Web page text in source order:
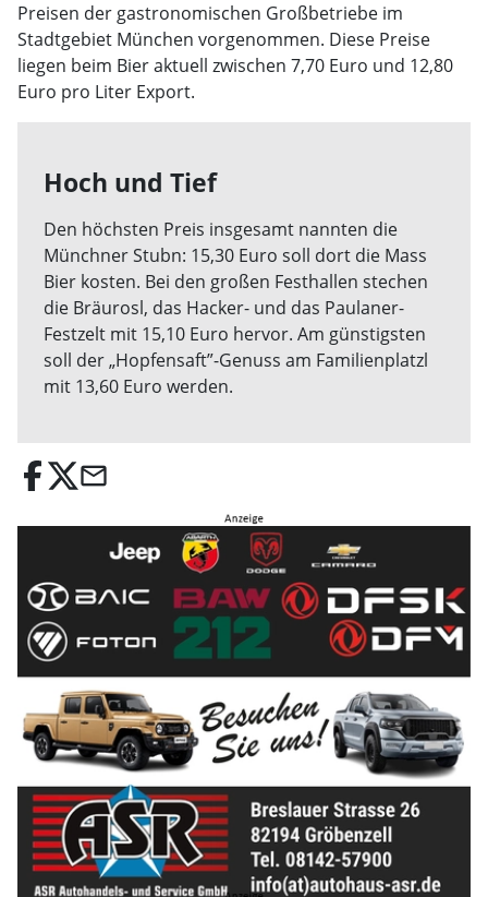
Preisen der gastronomischen Großbetriebe im
Stadtgebiet München vorgenommen. Diese Preise
liegen beim Bier aktuell zwischen 7,70 Euro und 12,80
Euro pro Liter Export.
Hoch und Tief
Den höchsten Preis insgesamt nannten die
Münchner Stubn: 15,30 Euro soll dort die Mass
Bier kosten. Bei den großen Festhallen stechen
die Bräurosl, das Hacker- und das Paulaner-
Festzelt mit 15,10 Euro hervor. Am günstigsten
soll der „Hopfensaft”-Genuss am Familienplatzl
mit 13,60 Euro werden.
email